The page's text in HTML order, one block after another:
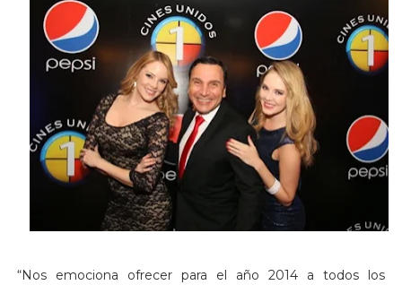
“Nos emociona ofrecer para el año 2014 a todos los